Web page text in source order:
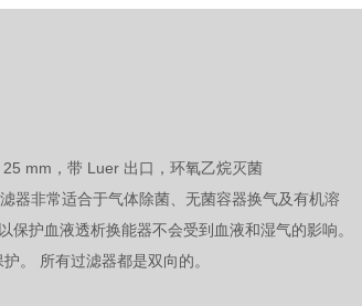
mm，带 Luer 出口，环氧乙烷灭菌
器非常适合于气体除菌、无菌容器换气及有机溶
保护血液透析换能器不会受到血液和湿气的影响。
。 所有过滤器都是双向的。